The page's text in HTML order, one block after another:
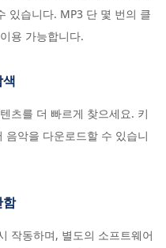
있습니다. MP3 단 몇 번의 클
용 가능합니다.
츠를 더 빠르게 찾으세요. 키
음악을 다운로드할 수 있습니
함
작동하며, 별도의 소프트웨어